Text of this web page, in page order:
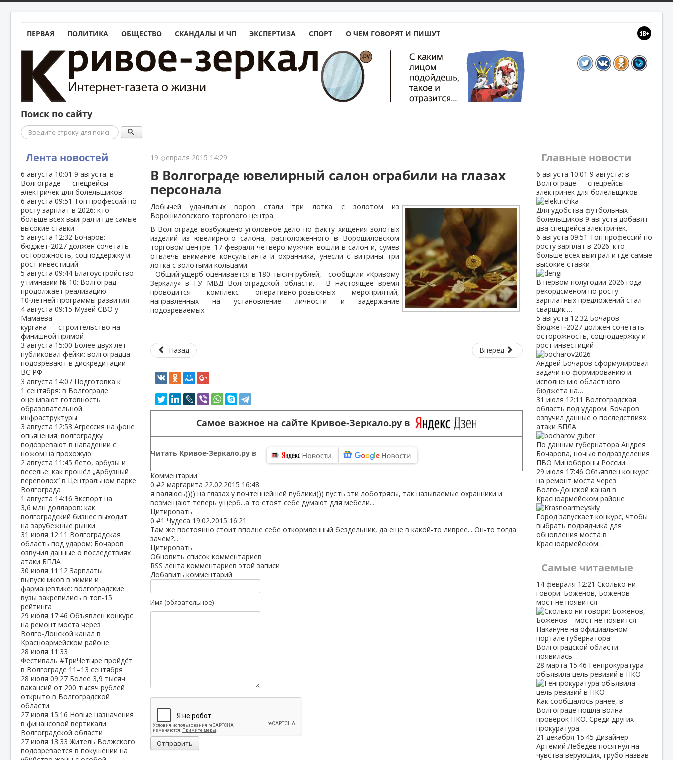
ПЕРВАЯ ПОЛИТИКА ОБЩЕСТВО СКАНДАЛЫ И ЧП ЭКСПЕРТИЗА СПОРТ О ЧЕМ ГОВОРЯТ И ПИШУТ
Поиск по сайту
Поиск
Лента новостей
6 августа 10:01 9 августа: в
Волгограде — спецрейсы
электричек для болельщиков
6 августа 09:51 Топ профессий по
росту зарплат в 2026: кто
больше всех выиграл и где самые
высокие ставки
5 августа 12:32 Бочаров:
бюджет‑2027 должен сочетать
осторожность, соцподдержку и
рост инвестиций
5 августа 09:44 Благоустройство
у гимназии № 10: Волгоград
продолжает реализацию
10‑летней программы развития
4 августа 09:15 Музей СВО у
Мамаева
кургана — строительство на
финишной прямой
3 августа 15:00 Более двух лет
публиковал фейки: волгоградца
подозревают в дискредитации
ВС РФ
3 августа 14:07 Подготовка к
1 сентября: в Волгограде
оценивают готовность
образовательной
инфраструктуры
3 августа 12:53 Агрессия на фоне
опьянения: волгоградку
подозревают в нападении с
ножом на прохожую
2 августа 11:45Лето, арбузы и
веселье: как прошёл „Арбузный
переполох“ в Центральном парке
Волгограда
1 августа 14:16 Экспорт на
3,6 млн долларов: как
волгоградский бизнес выходит
на зарубежные рынки
31 июля 12:11 Волгоградская
область под ударом: Бочаров
озвучил данные о последствиях
атаки БПЛА
30 июля 11:12 Зарплаты
выпускников в химии и
фармацевтике: волгоградские
вузы закрепились в топ‑15
рейтинга
29 июля 17:46 Объявлен конкурс
на ремонт моста через
Волго‑Донской канал в
Красноармейском районе
28 июля 11:33
Фестиваль #ТриЧетыре пройдёт
в Волгограде 11–13 сентября
28 июля 09:27 Более 3,9 тысяч
вакансий от 200 тысяч рублей
открыто в Волгоградской
области
27 июля 15:16 Новые назначения
в финансовой вертикали
Волгоградской области
27 июля 13:33Житель Волжского
подозревается в покушении на
19 февраля 2015 14:29
В Волгограде ювелирный салон ограбили на глазах
персонала
Добычей удачливых воров стали три лотка с золотом из
Ворошиловского торгового центра.
В Волгограде возбуждено уголовное дело по факту хищения золотых
изделий из ювелирного салона, расположенного в Ворошиловском
торговом центре. 17 февраля четверо мужчин вошли в салон и, сумев
отвлечь внимание консультанта и охранника, унесли с витрины три
лотка с золотыми кольцами.
- Общий ущерб оценивается в 180 тысяч рублей, - сообщили «Кривому
Зеркалу» в ГУ МВД Волгоградской области. - В настоящее время
проводится комплекс оперативно-розыскных мероприятий,
направленных на установление личности и задержание
подозреваемых.
Назад Вперед
Самое важное на сайте Кривое-Зеркало.ру в
Читать Кривое-Зеркало.ру в
Комментарии
0 #2 маргарита 22.02.2015 16:48
я валяюсь)))) на глазах у почтеннейшей публики))) пусть эти лоботрясы, так называемые охранники и
возмещают теперь ущерб...а то стоят себе думают для мебели...
Цитировать
0 #1 Чудеса 19.02.2015 16:21
Там же постоянно стоит вполне себе откормленный бездельник, да еще в какой-то ливрее... Он-то тогда
зачем?...
Цитировать
Обновить список комментариев
RSS лента комментариев этой записи
Добавить комментарий
Имя (обязательное)
Отправить
Главные новости
6 августа 10:01 9 августа: в
Волгограде — спецрейсы
электричек для болельщиков
Для удобства футбольных
болельщиков 9 августа добавят
два спецрейса электричек.
6 августа 09:51 Топ профессий по
росту зарплат в 2026: кто
больше всех выиграл и где самые
высокие ставки
В первом полугодии 2026 года
рекордсменом по росту
зарплатных предложений стал
сварщик:…
5 августа 12:32 Бочаров:
бюджет‑2027 должен сочетать
осторожность, соцподдержку и
рост инвестиций
Андрей Бочаров сформулировал
задачи по формированию и
исполнению областного
бюджета на…
31 июля 12:11 Волгоградская
область под ударом: Бочаров
озвучил данные о последствиях
атаки БПЛА
По данным губернатора Андрея
Бочарова, ночью подразделения
ПВО Минобороны России…
29 июля 17:46 Объявлен конкурс
на ремонт моста через
Волго‑Донской канал в
Красноармейском районе
Город запускает конкурс, чтобы
выбрать подрядчика для
обновления моста в
Красноармейском…
Самые читаемые
14 февраля 12:21 Сколько ни
говори: Боженов, Боженов –
мост не появится
Накануне на официальном
портале губернатора
Волгоградской области
появилась…
28 марта 15:46 Генпрокуратура
объявила цель ревизий в НКО
Как сообщалось ранее, в
Волгограде пошла волна
проверок НКО. Среди других
прокуратура…
21 декабря 15:45 Дизайнер
Артемий Лебедев посягнул на
чувства верующих, грубо назвав